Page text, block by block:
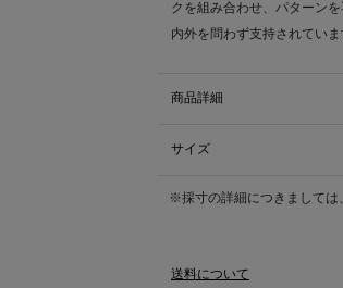
クを組み合わせ、パターン
内外を問わず支持されていま
商品詳細
サイズ
※採寸の詳細につきましては
送料について